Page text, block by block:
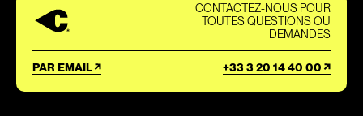
CONTACTEZ-NOUS POUR
TOUTES QUESTIONS OU
DEMANDES
PAR EMAIL +33 3 20 14 40 00